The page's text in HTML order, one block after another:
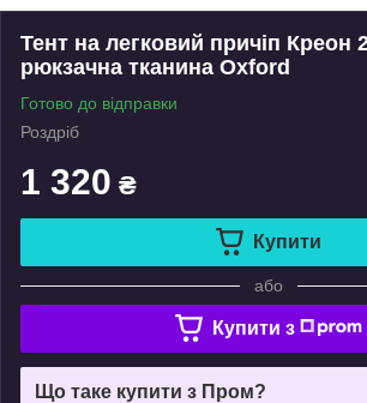
Тент на легковий причіп Креон
рюкзачна тканина Oxford
Готово до відправки
Роздріб
1 320 ₴
Купити
або
Купити з
Що таке купити з Пром?